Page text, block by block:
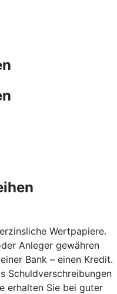
Wertpapiere.
Anleger gewähren
Bank – einen Kredit.
Schuldverschreibungen
erhalten Sie bei guter